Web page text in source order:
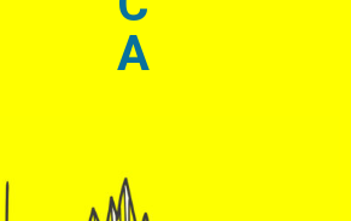
A